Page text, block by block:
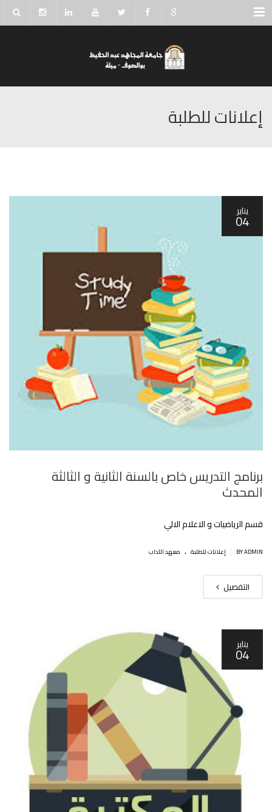
Menu
إعلانات للطلبة
يناير
04
برنامج التدريس خاص بالسنة الثانية و الثالثة
المحدث
قسم الرياضيات و الاعلام الالي
BY ADMIN إعلانات للطلبة . معهد الآداب
التفصيل
يناير
04